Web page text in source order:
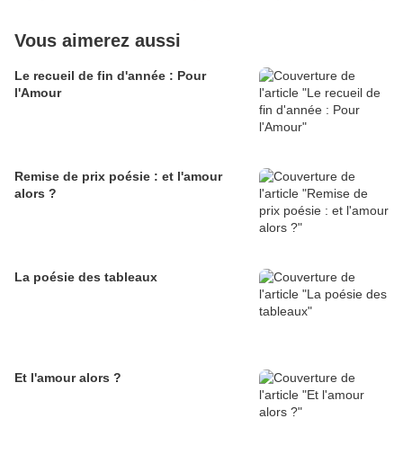
Vous aimerez aussi
Le recueil de fin d'année : Pour
l'Amour
Remise de prix poésie : et l'amour
alors ?
La poésie des tableaux
Et l'amour alors ?